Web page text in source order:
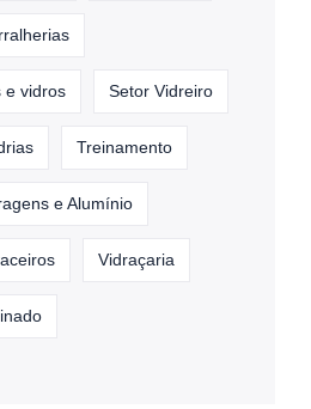
e vidros Setor Vidreiro
Treinamento
e Alumínio
Vidraçaria